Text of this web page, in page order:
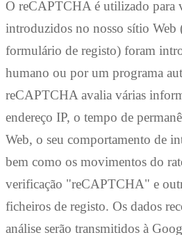
O reCAPTCHA é utilizado para
introduzidos no nosso sítio Web
formulário de registo) foram
humano ou por um programa
reCAPTCHA avalia várias
endereço IP, o tempo de
Web, o seu comportamento de
bem como os movimentos do
verificação "reCAPTCHA" e
ficheiros de registo. Os dados
análise serão transmitidos à